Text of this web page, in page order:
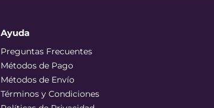
Ayuda
Preguntas Frecuentes
Métodos de Pago
Métodos de Envío
Términos y Condiciones